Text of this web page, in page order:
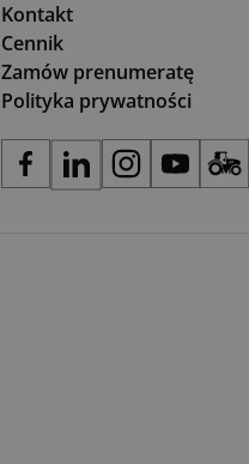
Kontakt
Cennik
Zamów prenumeratę
Polityka prywatności